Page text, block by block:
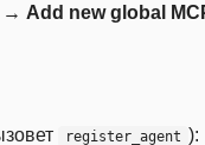
→ Add new global
register_agent ):